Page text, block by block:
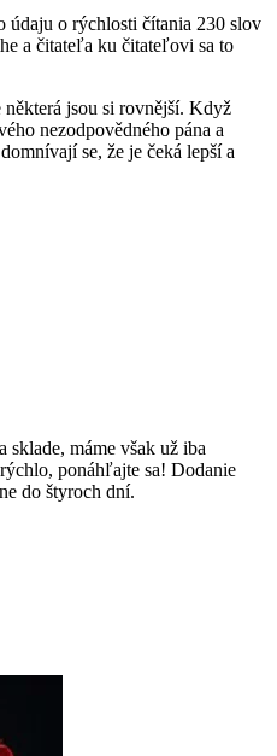
údaju o rýchlosti čítania 230 slov
a čitateľa ku čitateľovi sa to
jsou si rovnější. Když
nezodpovědného pána a
se, že je čeká lepší a
sklade, máme však už iba
ponáhľajte sa! Dodanie
do štyroch dní.